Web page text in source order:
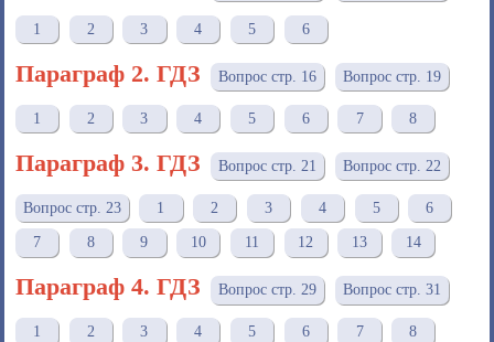
1 2 3 4 5 6
Параграф 2. ГДЗ Вопрос стр. 16 Вопрос стр. 19
1 2 3 4 5 6 7 8
Параграф 3. ГДЗ Вопрос стр. 21 Вопрос стр. 22
Вопрос стр. 23 1 2 3 4 5 6
7 8 9 10 11 12 13 14
Параграф 4. ГДЗ Вопрос стр. 29 Вопрос стр. 31
1 2 3 4 5 6 7 8